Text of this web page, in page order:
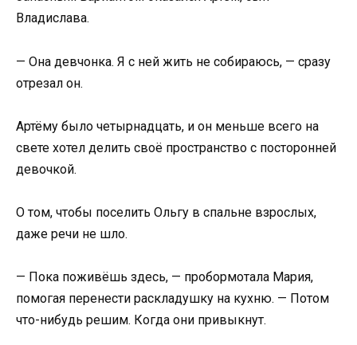
Владислава.
— Она девчонка. Я с ней жить не собираюсь, — сразу
отрезал он.
Артёму было четырнадцать, и он меньше всего на
свете хотел делить своё пространство с посторонней
девочкой.
О том, чтобы поселить Ольгу в спальне взрослых,
даже речи не шло.
— Пока поживёшь здесь, — пробормотала Мария,
помогая перенести раскладушку на кухню. — Потом
что-нибудь решим. Когда они привыкнут.